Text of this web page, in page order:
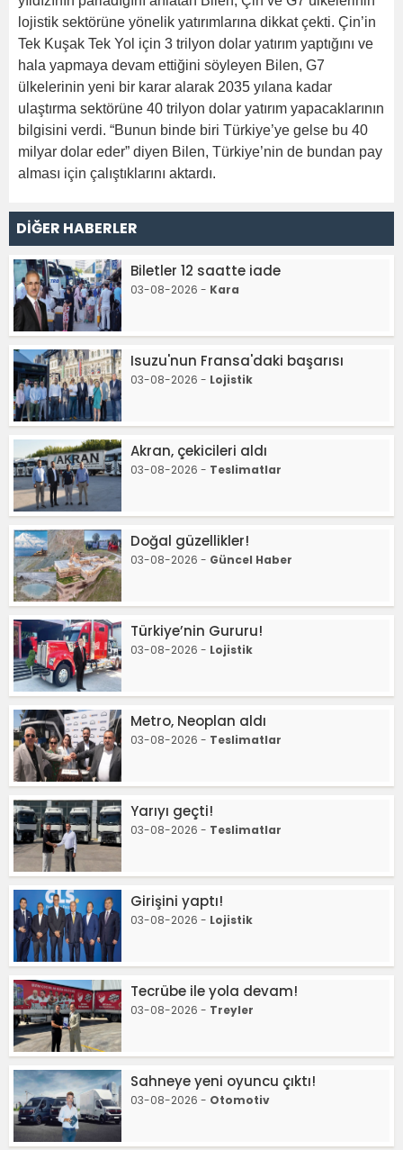
lojistik sektörüne yönelik yatırımlarına dikkat çekti. Çin’in
Tek Kuşak Tek Yol için 3 trilyon dolar yatırım yaptığını ve
hala yapmaya devam ettiğini söyleyen Bilen, G7
ülkelerinin yeni bir karar alarak 2035 yılana kadar
ulaştırma sektörüne 40 trilyon dolar yatırım yapacaklarının
bilgisini verdi. “Bunun binde biri Türkiye’ye gelse bu 40
milyar dolar eder” diyen Bilen, Türkiye’nin de bundan pay
alması için çalıştıklarını aktardı.
DİĞER HABERLER
Biletler 12 saatte iade
03-08-2026 - Kara
Isuzu'nun Fransa'daki başarısı
03-08-2026 - Lojistik
Akran, çekicileri aldı
03-08-2026 - Teslimatlar
Doğal güzellikler!
03-08-2026 - Güncel Haber
Türkiye’nin Gururu!
03-08-2026 - Lojistik
Metro, Neoplan aldı
03-08-2026 - Teslimatlar
Yarıyı geçti!
03-08-2026 - Teslimatlar
Girişini yaptı!
03-08-2026 - Lojistik
Tecrübe ile yola devam!
03-08-2026 - Treyler
Sahneye yeni oyuncu çıktı!
03-08-2026 - Otomotiv